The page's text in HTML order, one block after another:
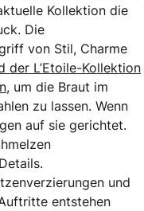
Kollektion die
Die
von Stil, Charme
der L’Etoile-Kollektion
, um die Braut im
zu lassen. Wenn
auf sie gerichtet.
und
entstehen